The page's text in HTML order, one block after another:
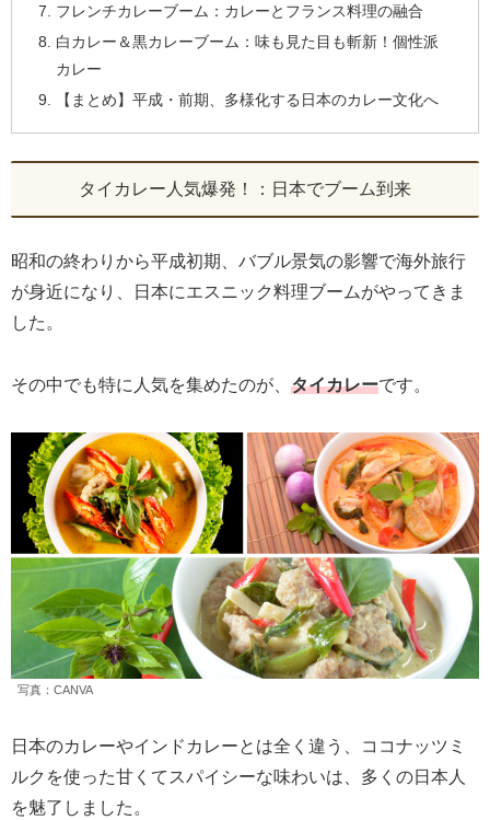
フレンチカレーブーム：カレーとフランス料理の融合
白カレー＆黒カレーブーム：味も見た目も斬新！個性派
カレー
【まとめ】平成・前期、多様化する日本のカレー文化へ
タイカレー人気爆発！：日本でブーム到来
昭和の終わりから平成初期、バブル景気の影響で海外旅行
が身近になり、日本にエスニック料理ブームがやってきま
した。
その中でも特に人気を集めたのが、 タイカレーです。
写真：CANVA
日本のカレーやインドカレーとは全く違う、ココナッツミ
ルクを使った甘くてスパイシーな味わいは、多くの日本人
を魅了しました。